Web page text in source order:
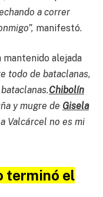
a correr
manifestó.
alejada
todo de bataclanas,
Chibolín
y mugre de Gisela
Valcárcel no es mi
terminó el